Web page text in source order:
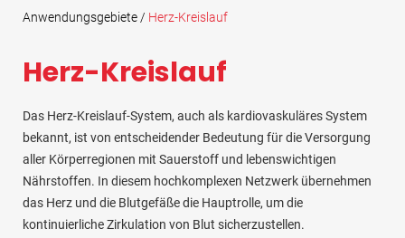
Anwendungsgebiete / Herz-Kreislauf
Herz-Kreislauf
Das Herz-Kreislauf-System, auch als kardiovaskuläres System
bekannt, ist von entscheidender Bedeutung für die Versorgung
aller Körperregionen mit Sauerstoff und lebenswichtigen
Nährstoffen. In diesem hochkomplexen Netzwerk übernehmen
das Herz und die Blutgefäße die Hauptrolle, um die
kontinuierliche Zirkulation von Blut sicherzustellen.